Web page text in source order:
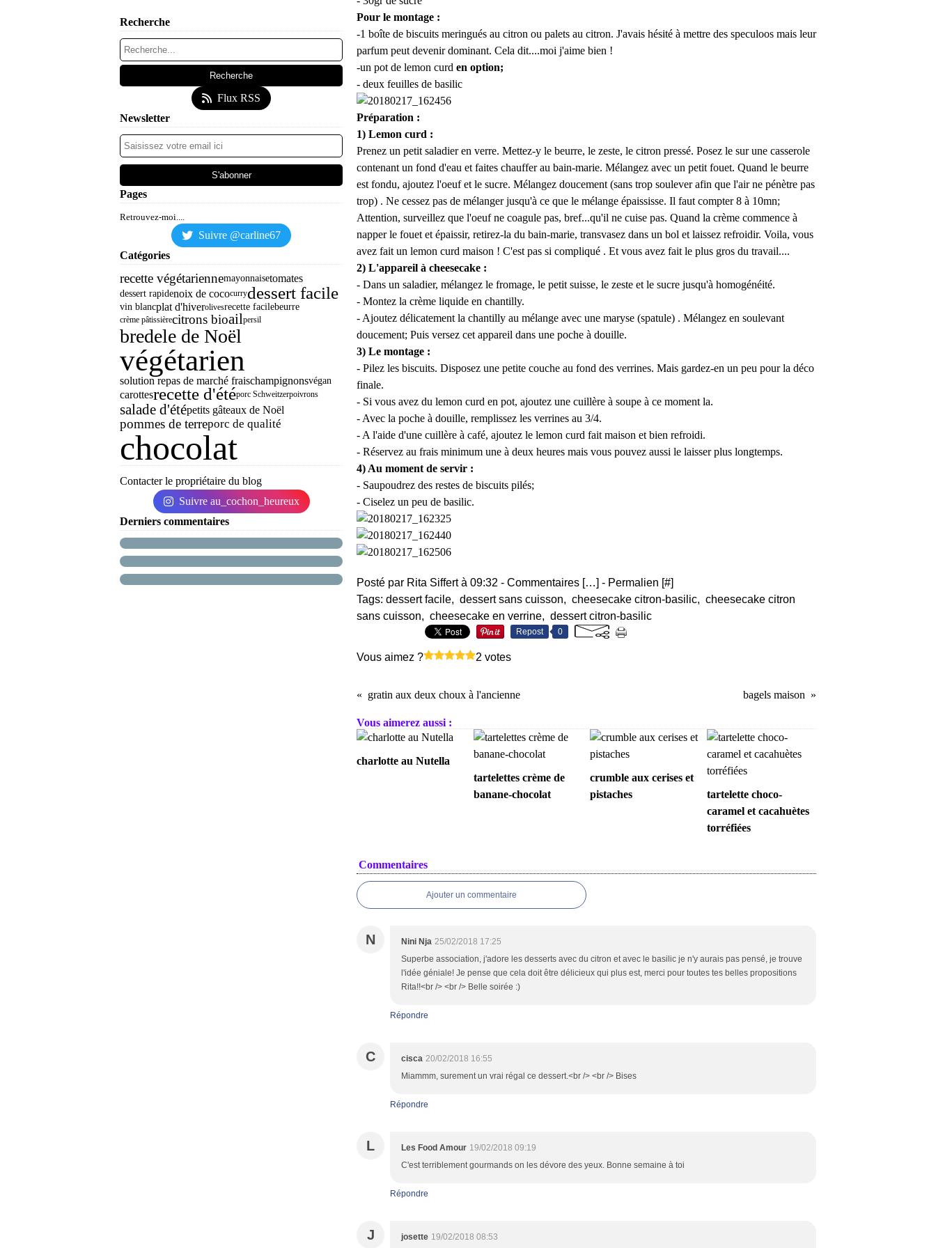
Recherche
Flux RSS
Newsletter
Pages
Retrouvez-moi....
Suivre @carline67
Catégories
recette végétariennemayonnaisetomates
dessert rapidenoix de cococurrydessert facile
vin blancplat d'hiverolivesrecette facilebeurre
crème pâtissièrecitrons bioailpersil
bredele de Noël
végétarien
solution repas de marché fraischampignonsvégan
carottesrecette d'étéporc Schweitzerpoivrons
salade d'étépetits gâteaux de Noël
pommes de terreporc de qualité
chocolat
Contacter le propriétaire du blog
Suivre au_cochon_heureux
Derniers commentaires
Pour le montage :
-1 boîte de biscuits meringués au citron ou palets au citron. J'avais hésité à mettre des speculoos mais leur
parfum peut devenir dominant. Cela dit....moi j'aime bien !
-un pot de lemon curd en option;
- deux feuilles de basilic
Préparation :
1) Lemon curd :
Prenez un petit saladier en verre. Mettez-y le beurre, le zeste, le citron pressé. Posez le sur une casserole
contenant un fond d'eau et faites chauffer au bain-marie. Mélangez avec un petit fouet. Quand le beurre
est fondu, ajoutez l'oeuf et le sucre. Mélangez doucement (sans trop soulever afin que l'air ne pénètre pas
trop) . Ne cessez pas de mélanger jusqu'à ce que le mélange épaississe. Il faut compter 8 à 10mn;
Attention, surveillez que l'oeuf ne coagule pas, bref...qu'il ne cuise pas. Quand la crème commence à
napper le fouet et épaissir, retirez-la du bain-marie, transvasez dans un bol et laissez refroidir. Voila, vous
avez fait un lemon curd maison ! C'est pas si compliqué . Et vous avez fait le plus gros du travail....
2) L'appareil à cheesecake :
- Dans un saladier, mélangez le fromage, le petit suisse, le zeste et le sucre jusqu'à homogénéité.
- Montez la crème liquide en chantilly.
- Ajoutez délicatement la chantilly au mélange avec une maryse (spatule) . Mélangez en soulevant
doucement; Puis versez cet appareil dans une poche à douille.
3) Le montage :
- Pilez les biscuits. Disposez une petite couche au fond des verrines. Mais gardez-en un peu pour la déco
finale.
- Si vous avez du lemon curd en pot, ajoutez une cuillère à soupe à ce moment la.
- Avec la poche à douille, remplissez les verrines au 3/4.
- A l'aide d'une cuillère à café, ajoutez le lemon curd fait maison et bien refroidi.
- Réservez au frais minimum une à deux heures mais vous pouvez aussi le laisser plus longtemps.
4) Au moment de servir :
- Saupoudrez des restes de biscuits pilés;
- Ciselez un peu de basilic.
Posté par Rita Siffert à 09:32 - Commentaires […] - Permalien [#]
Tags: dessert facile, dessert sans cuisson, cheesecake citron-basilic, cheesecake citron
sans cuisson, cheesecake en verrine, dessert citron-basilic
Repost 0
Vous aimez ? 2 votes
gratin aux deux choux à l'ancienne bagels maison
Vous aimerez aussi :
charlotte au Nutella
tartelettes crème de
banane-chocolat
crumble aux cerises et
pistaches
tartelette choco-
caramel et cacahuètes
torréfiées
Commentaires
Ajouter un commentaire
N Nini Nja 25/02/2018 17:25
Superbe association, j'adore les desserts avec du citron et avec le basilic je n'y aurais pas pensé, je trouve
l'idée géniale! Je pense que cela doit être délicieux qui plus est, merci pour toutes tes belles propositions
Rita!!<br /> <br /> Belle soirée :)
Répondre
C cisca 20/02/2018 16:55
Miammm, surement un vrai régal ce dessert.<br /> <br /> Bises
Répondre
L Les Food Amour 19/02/2018 09:19
C'est terriblement gourmands on les dévore des yeux. Bonne semaine à toi
Répondre
J josette 19/02/2018 08:53